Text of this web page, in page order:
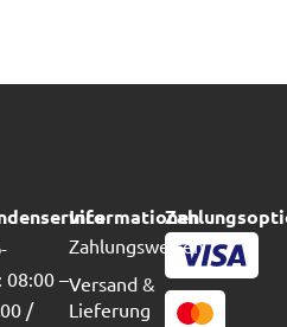
08:00 –
/
Informationen
Zahlungsweisen
Versand &
Lieferung